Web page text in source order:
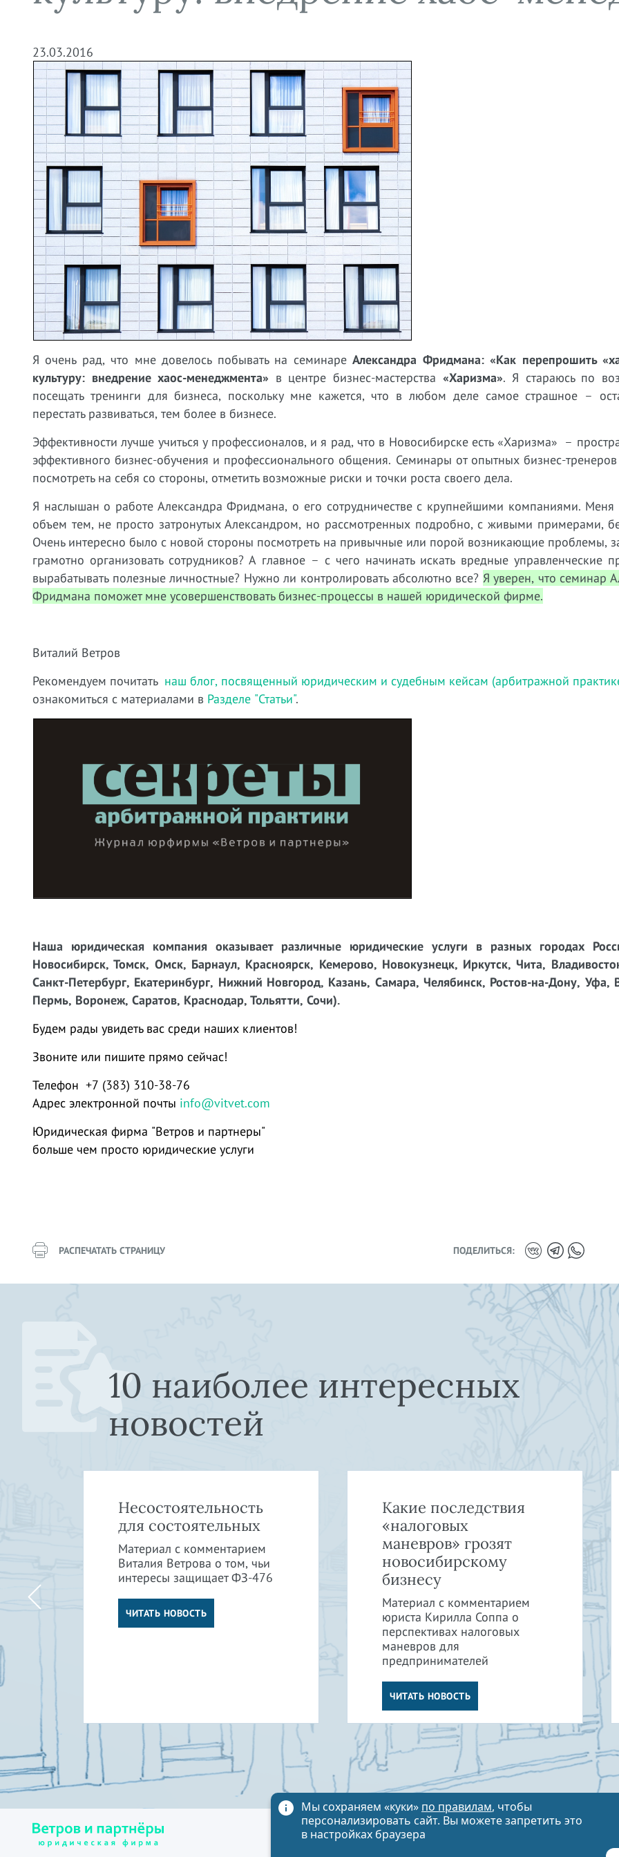
23.03.2016
Я очень рад, что мне довелось побывать на семинареАлександра Фридмана: «Как перепрошить
культуру: внедрение хаос-менеджмента» в центре бизнес-мастерства «Харизма». Я стараюсь по
посещать тренинги для бизнеса, поскольку мне кажется, что в любом деле самое страшное –
перестать развиваться, тем более в бизнесе.
Эффективности лучше учиться у профессионалов, и я рад, что в Новосибирске есть «Харизма» –
эффективного бизнес-обучения и профессионального общения. Семинары от опытных бизнес-
посмотреть на себя со стороны, отметить возможные риски и точки роста своего дела.
Я наслышан о работе Александра Фридмана, о его сотрудничестве с крупнейшими компаниями. Меня
объем тем, не просто затронутых Александром, но рассмотренных подробно, с живыми примерами,
Очень интересно было с новой стороны посмотреть на привычные или порой возникающие проблемы,
грамотно организовать сотрудников? А главное – с чего начинать искать вредные управленческие
вырабатывать полезные личностные? Нужно ли контролировать абсолютно все? Я уверен, что семинар
Фридмана поможет мне усовершенствовать бизнес-процессы в нашей юридической фирме.
Виталий Ветров
Рекомендуем почитать наш блог, посвященный юридическим и судебным кейсам (арбитражной
ознакомиться с материалами в Разделе "Статьи".
Наша юридическая компания оказывает различные юридические услуги в разных городах
Новосибирск, Томск, Омск, Барнаул, Красноярск, Кемерово, Новокузнецк, Иркутск, Чита,
Санкт-Петербург, Екатеринбург, Нижний Новгород, Казань, Самара, Челябинск, Ростов-на-Дону, Уфа,
Пермь, Воронеж, Саратов, Краснодар, Тольятти, Сочи).
Будем рады увидеть вас среди наших клиентов!
Звоните или пишите прямо сейчас!
Телефон +7 (383) 310-38-76
Адрес электронной почты info@vitvet.com
Юридическая фирма "Ветров и партнеры"
больше чем просто юридические услуги
РАСПЕЧАТАТЬ СТРАНИЦУ ПОДЕЛИТЬСЯ:
10 наиболее интересных
новостей
Несостоятельность
для состоятельных
Материал с комментарием
Виталия Ветрова о том, чьи
интересы защищает ФЗ-476
ЧИТАТЬ НОВОСТЬ
Какие последствия
«налоговых
маневров» грозят
новосибирскому
бизнесу
Материал с комментарием
юриста Кирилла Соппа о
перспективах налоговых
маневров для
предпринимателей
ЧИТАТЬ НОВОСТЬ
Мы сохраняем «куки» по правилам, чтобы
персонализировать сайт. Вы можете запретить это
в настройках браузера